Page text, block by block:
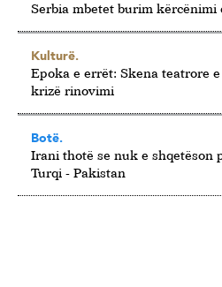
Serbia mbetet burim kërcënimi
Kulturë.
Epoka e errët: Skena teatrore
krizë rinovimi
Botë.
Irani thotë se nuk e shqetëson
Turqi - Pakistan